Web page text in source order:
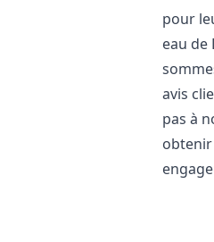
pour
eau
avis
pas à